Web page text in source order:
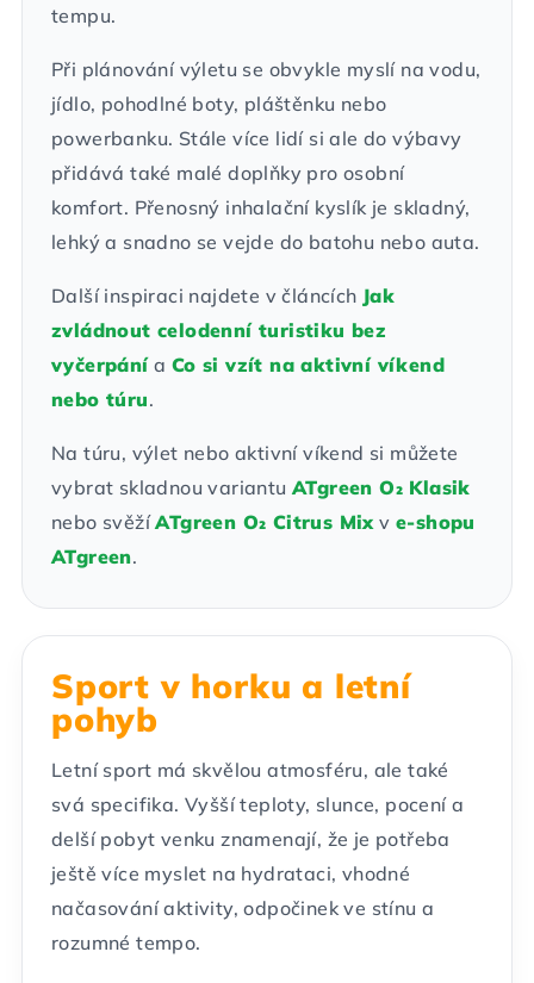
tempu.
Při plánování výletu se obvykle myslí na vodu,
jídlo, pohodlné boty, pláštěnku nebo
powerbanku. Stále více lidí si ale do výbavy
přidává také malé doplňky pro osobní
komfort. Přenosný inhalační kyslík je skladný,
lehký a snadno se vejde do batohu nebo auta.
Další inspiraci najdete v článcích Jak
zvládnout celodenní turistiku bez
vyčerpánía Co si vzít na aktivní víkend
nebo túru.
Na túru, výlet nebo aktivní víkend si můžete
vybrat skladnou variantuATgreen O₂ Klasik
nebo svěžíATgreen O₂ Citrus Mixve-shopu
ATgreen.
Sport v horku a letní
pohyb
Letní sport má skvělou atmosféru, ale také
svá specifika. Vyšší teploty, slunce, pocení a
delší pobyt venku znamenají, že je potřeba
ještě více myslet na hydrataci, vhodné
načasování aktivity, odpočinek ve stínu a
rozumné tempo.